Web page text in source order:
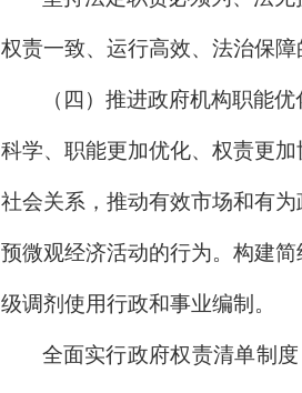
权责一致、运行高效、法治保
（四）推进政府机构职能
科学、职能更加优化、权责更
社会关系，推动有效市场和有
预微观经济活动的行为。构建
级调剂使用行政和事业编制。
全面实行政府权责清单制